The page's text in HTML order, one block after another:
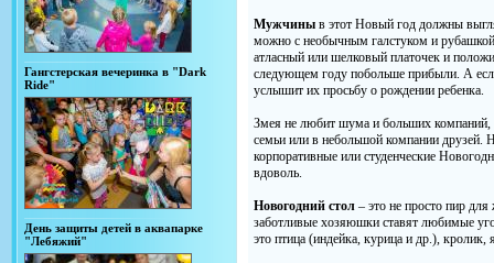
Гангстерская вечеринка в "Dark
Ride"
День защиты детей в аквапарке
"Лебяжий"
Мужчины в этот Новый год должны
можно с необычным галстуком и
атласный или шелковый платочек и
следующем году побольше прибыли. А
услышит их просьбу о рождении ребенка.
Змея не любит шума и больших компаний,
семьи или в небольшой компании
корпоративные или студенческие
вдоволь.
Новогодний стол – это не просто пир
заботливые хозяюшки ставят любимые
это птица (индейка, курица и др.),